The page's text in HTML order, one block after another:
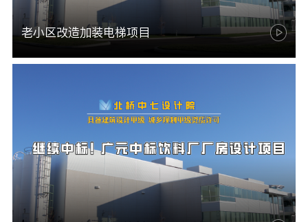
老小区改造加装电梯项目